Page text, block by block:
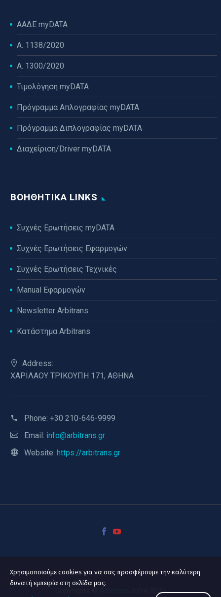
ΑΑΔΕ myDATA
Α. 1138/2020
Α. 1300/2020
Τιμολόγηση myDATA
Πρόγραμμα Απλογραφίας myDATA
Πρόγραμμα Διπλογραφίας myDATA
Διαχείριση/Driver myDATA
ΒΟΗΘΗΤΙΚΆ LINKS
Συχνές Ερωτήσεις myDATA
Συχνές Ερωτήσεις Εφαρμογών
Συχνές Ερωτήσεις Τεχνικές
Manual Εφαρμογών
Newsletter Arbitrans
Κατάστημα Arbitrans
Address:
ΧΑΡΙΛΑΟΥ ΤΡΙΚΟΥΠΗ 171, ΑΘΗΝΑ
Phone: +30 210-646-9999
Email: info@arbitrans.gr
Website: https://arbitrans.gr
2014-2025
Χρησιμοποιούμε cookies για να σας προσφέρουμε την καλύτερη
δυνατή εμπειρία στη σελίδα μας.